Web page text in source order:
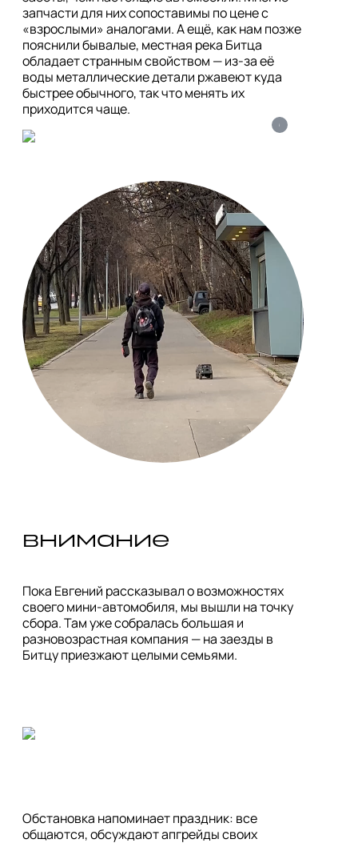
запчасти для них сопоставимы по цене с
«взрослыми» аналогами. А ещё, как нам позже
пояснили бывалые, местная река Битца
обладает странным свойством — из-за её
воды металлические детали ржавеют куда
быстрее обычного, так что менять их
приходится чаще.
i
внимание
Пока Евгений рассказывал о возможностях
своего мини-автомобиля, мы вышли на точку
сбора. Там уже собралась большая и
разновозрастная компания — на заезды в
Битцу приезжают целыми семьями.
Обстановка напоминает праздник: все
общаются, обсуждают апгрейды своих